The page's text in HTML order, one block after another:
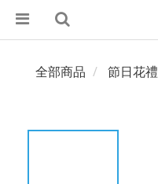
全部商品 節日花禮